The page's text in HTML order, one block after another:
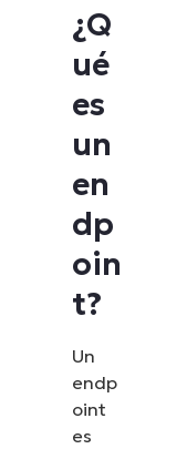
¿Q
ué
es
un
en
dp
oin
t?
Un
endp
oint
es